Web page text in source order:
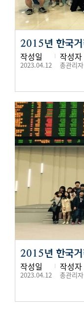
작성일
2023.04.12
작성자
총관리자
작성일
2023.04.12
작성자
총관리자